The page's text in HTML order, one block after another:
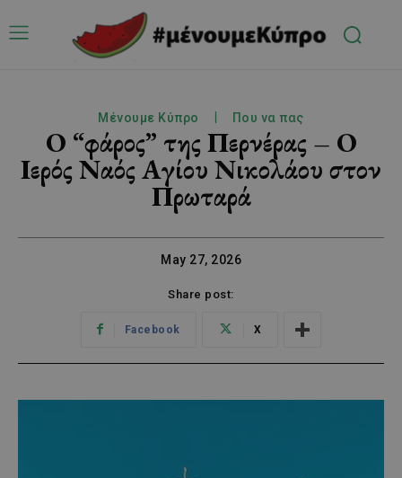
Μένουμε Κύπρο Που να πας
Ο “φάρος” της Περνέρας – Ο
Ιερός Ναός Αγίου Νικολάου στον
Πρωταρά
May 27, 2026
Share post:
Facebook X